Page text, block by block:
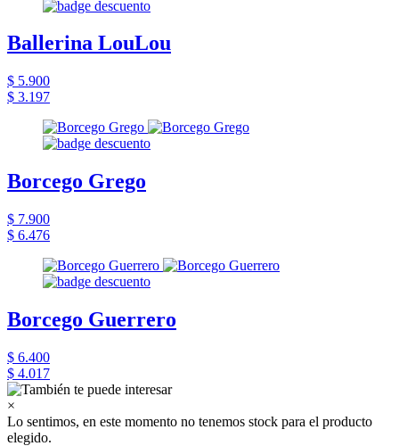
Ballerina LouLou
$ 5.900
$ 3.197
Borcego Grego
$ 7.900
$ 6.476
Borcego Guerrero
$ 6.400
$ 4.017
×
Lo sentimos, en este momento no tenemos stock para el producto
elegido.